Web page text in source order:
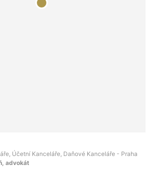
Účetní Kanceláře, Daňové Kanceláře - Praha
advokát